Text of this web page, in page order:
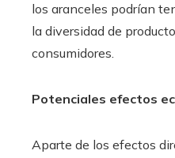
los aranceles podrían
la diversidad de
consumidores.
Potenciales efectos
Aparte de los efectos